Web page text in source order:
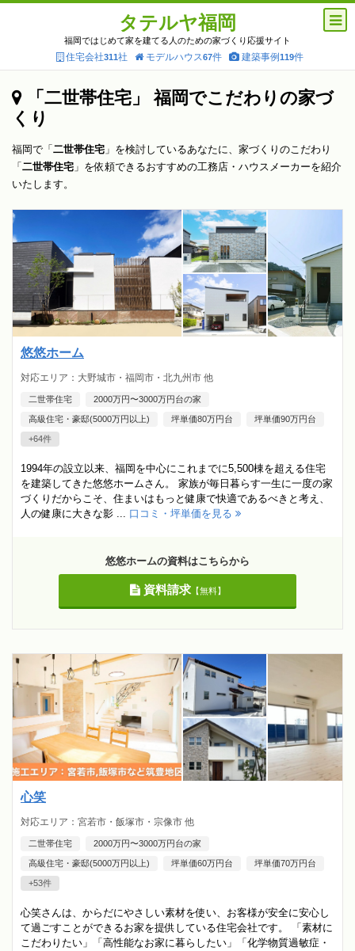
タテルヤ福岡
福岡ではじめて家を建てる人のための家づくり応援サイト
住宅会社311社 モデルハウス67件 建築事例119件
「二世帯住宅」 福岡でこだわりの家づ
くり
福岡で「 二世帯住宅 」を検討しているあなたに、家づくりのこだわり
「 二世帯住宅 」を依頼できるおすすめの工務店・ハウスメーカーを紹介
いたします。
悠悠ホーム
対応エリア：大野城市・福岡市・北九州市 他
二世帯住宅 2000万円〜3000万円台の家
高級住宅・豪邸(5000万円以上) 坪単価80万円台 坪単価90万円台
+64件
1994年の設立以来、福岡を中心にこれまでに5,500棟を超える住宅
を建築してきた悠悠ホームさん。 家族が毎日暮らす一生に一度の家
づくりだからこそ、住まいはもっと健康で快適であるべきと考え、
人の健康に大きな影 ... 口コミ・坪単価を見る
悠悠ホームの資料はこちらから
資料請求【無料】
心笑
対応エリア：宮若市・飯塚市・宗像市 他
二世帯住宅 2000万円〜3000万円台の家
高級住宅・豪邸(5000万円以上) 坪単価60万円台 坪単価70万円台
+53件
心笑さんは、からだにやさしい素材を使い、お客様が安全に安心し
て過ごすことができるお家を提供している住宅会社です。 「素材に
こだわりたい」「高性能なお家に暮らしたい」「化学物質過敏症・